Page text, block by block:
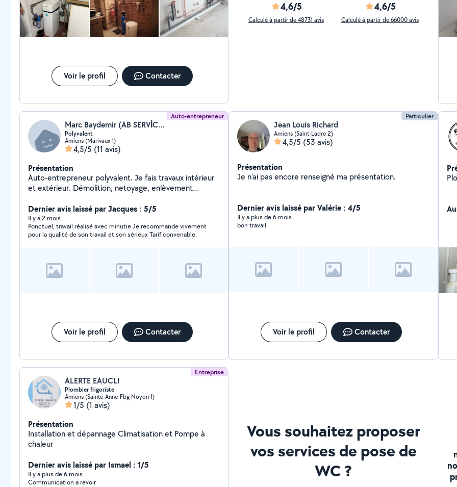
Voir le profil Contacter
4,6/5
Calculé à partir de 48731 avis
4,6/5
Calculé à partir de 66000 avis
Auto-entrepreneur
Marc Baydemir (AB SERVİCES)
Polyvalent
Amiens (Marivaux 1)
4,5/5 (11 avis)
Présentation
Auto-entrepreneur polyvalent. Je fais travaux intérieur
et extérieur. Démolition, netoyage, enlèvement
clôture. Montage meuble, cuisine, douche, carrelage,
parquet, isolation, placo, bandes, peinture, plomberie,
électricité. Travail soigné
Dernier avis laissé par Jacques : 5/5
Il y a 2 mois
Ponctuel, travail réalisé avec minutie Je recommande vivement
pour la qualité de son travail et son sérieux Tarif convenable.
Voir le profil Contacter
Particulier
Jean Louis Richard
Amiens (Saint-Ladre 2)
4,5/5 (53 avis)
Présentation
Je n'ai pas encore renseigné ma présentation.
Dernier avis laissé par Valérie : 4/5
Il y a plus de 6 mois
bon travail
Voir le profil Contacter
Entreprise
ALERTE EAUCLI
Plombier frigoriste
Amiens (Sainte-Anne-Fbg Noyon 1)
1/5 (1 avis)
Présentation
Installation et dépannage Climatisation et Pompe à
chaleur
Dernier avis laissé par Ismael : 1/5
Il y a plus de 6 mois
Communication a revoir
Vous souhaitez proposer
vos services de pose de
WC ?